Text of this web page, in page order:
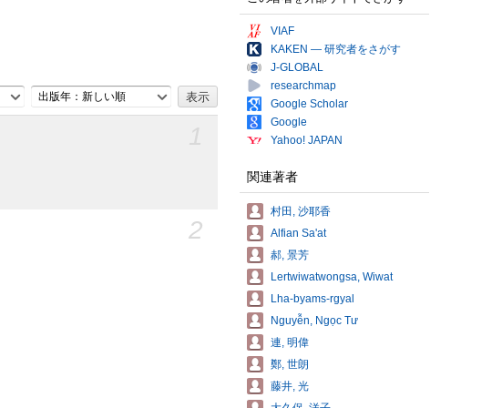
出版年：新しい順
2
VIAF
KAKEN — 研究者をさがす
J-GLOBAL
researchmap
Google Scholar
Google
Yahoo! JAPAN
関連著者
村田, 沙耶香
Alfian Sa'at
郝, 景芳
Lertwiwatwongsa, Wiwat
Lha-byams-rgyal
Nguyễn, Ngọc Tư
連, 明偉
鄭, 世朗
藤井, 光